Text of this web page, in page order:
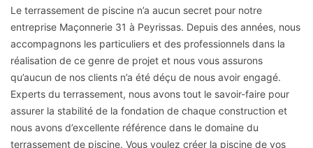
Le terrassement de piscine n’a aucun secret pour notre
entreprise Maçonnerie 31 à Peyrissas. Depuis des années, nous
accompagnons les particuliers et des professionnels dans la
réalisation de ce genre de projet et nous vous assurons
qu’aucun de nos clients n’a été déçu de nous avoir engagé.
Experts du terrassement, nous avons tout le savoir-faire pour
assurer la stabilité de la fondation de chaque construction et
nous avons d’excellente référence dans le domaine du
terrassement de piscine. Vous voulez créer la piscine de vos